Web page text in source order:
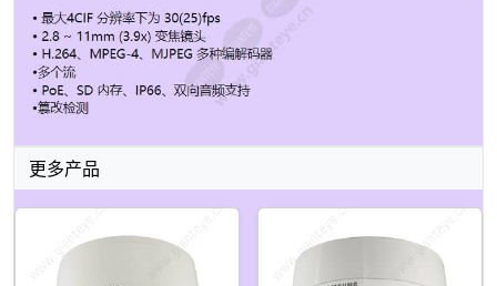
更多产品